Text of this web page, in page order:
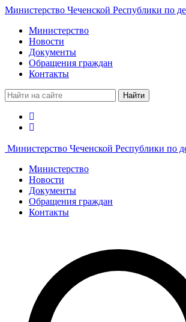
Министерство Чеченской Республики по
Министерство
Новости
Документы
Обращения граждан
Контакты
Найти
Министерство Чеченской Республики по
Министерство
Новости
Документы
Обращения граждан
Контакты